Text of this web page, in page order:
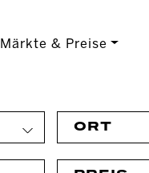
Märkte & Preise
ORT